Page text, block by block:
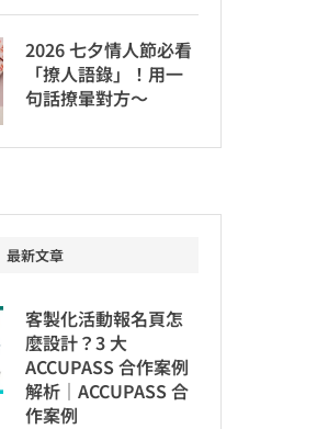
2026 七夕情人節必看
「撩人語錄」！用一
句話撩暈對方～
最新文章
客製化活動報名頁怎
麼設計？3 大
ACCUPASS 合作案例
解析｜ACCUPASS 合
作案例